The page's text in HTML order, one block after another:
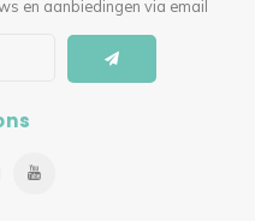
en aanbiedingen via email